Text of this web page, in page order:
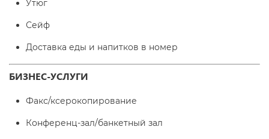
Утюг
Сейф
Доставка еды и напитков в номер
БИЗНЕС-УСЛУГИ
Факс/ксерокопирование
Конференц-зал/банкетный зал